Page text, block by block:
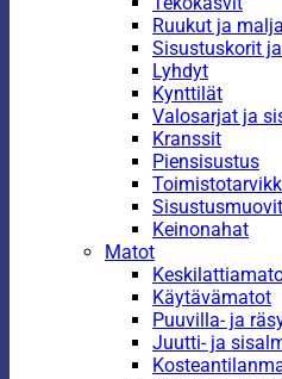
Ruukut ja
Sisustuskorit
Lyhdyt
Kynttilät
Valosarjat ja
Kranssit
Piensisustus
Sisustusmuovit
Keinonahat
Matot
Käytävämatot
Puuvilla- ja
Juutti- ja